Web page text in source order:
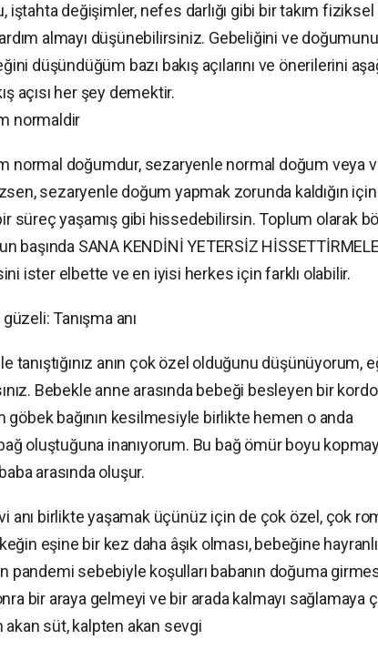
iştahta değişimler, nefes darlığı gibi bir takım
almayı düşünebilirsiniz. Gebeliğini ve
düşündüğüm bazı bakış açılarını ve önerilerini
açısı her şey demektir.
normaldir
normal doğumdur, sezaryenle normal doğum veya
sezaryenle doğum yapmak zorunda kaldığın
süreç yaşamış gibi hissedebilirsin. Toplum olarak
başında SANA KENDİNİ YETERSİZ
ister elbette ve en iyisi herkes için farklı olabilir.
Tanışma anı
tanıştığınız anın çok özel olduğunu düşünüyorum,
Bebekle anne arasında bebeği besleyen bir
göbek bağının kesilmesiyle birlikte hemen o anda
oluştuğuna inanıyorum. Bu bağ ömür boyu
arasında oluşur.
anı birlikte yaşamak üçünüz için de çok özel, çok
eşine bir kez daha âşık olması, bebeğine
pandemi sebebiyle koşulları babanın doğuma
bir araya gelmeyi ve bir arada kalmayı sağlamaya
akan süt, kalpten akan sevgi